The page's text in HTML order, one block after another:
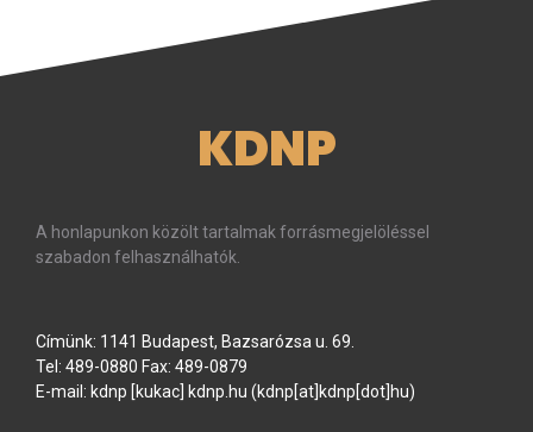
KDNP
A honlapunkon közölt tartalmak forrásmegjelöléssel
szabadon felhasználhatók.
Címünk: 1141 Budapest, Bazsarózsa u. 69.
Tel: 489-0880 Fax: 489-0879
E-mail: kdnp [kukac] kdnp hu (kdnp[at]kdnp[dot]hu)